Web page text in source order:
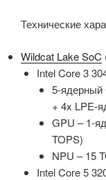
Технические
Wildcat Lake SoC
Intel Core 3
5-ядерный
+ 4x LPE-
GPU – 1-
TOPS)
NPU – 15
Intel Core 5